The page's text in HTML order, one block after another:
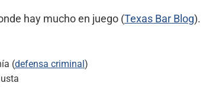
hay mucho en juego (Texas Bar Blog).
(defensa criminal)